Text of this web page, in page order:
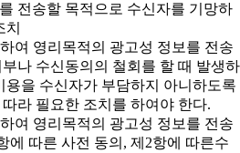
전송할 목적으로 수신자를 기망하
여 영리목적의 광고성 정보를 전송
나 수신동의의 철회를 할 때 발생하
용을 수신자가 부담하지 아니하도록
라 필요한 조치를 하여야 한다.
여 영리목적의 광고성 정보를 전송
에 따른 사전 동의, 제2항에 따른수